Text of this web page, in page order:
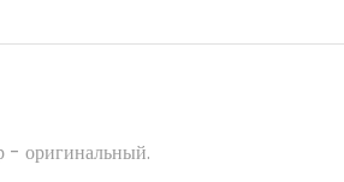
- оригинальный.